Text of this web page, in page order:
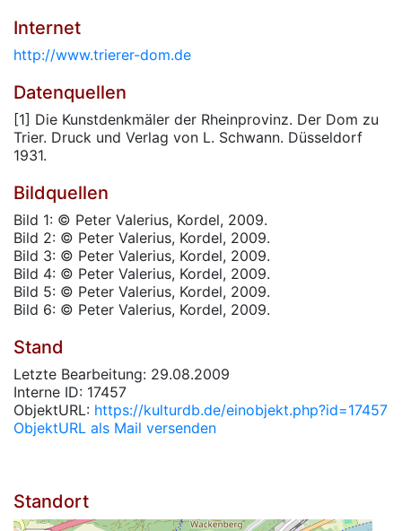
Internet
http://www.trierer-dom.de
Datenquellen
[1] Die Kunstdenkmäler der Rheinprovinz. Der Dom zu
Trier. Druck und Verlag von L. Schwann. Düsseldorf
1931.
Bildquellen
Bild 1: © Peter Valerius, Kordel, 2009.
Bild 2: © Peter Valerius, Kordel, 2009.
Bild 3: © Peter Valerius, Kordel, 2009.
Bild 4: © Peter Valerius, Kordel, 2009.
Bild 5: © Peter Valerius, Kordel, 2009.
Bild 6: © Peter Valerius, Kordel, 2009.
Stand
Letzte Bearbeitung: 29.08.2009
Interne ID: 17457
ObjektURL: https://kulturdb.de/einobjekt.php?id=17457
ObjektURL als Mail versenden
Standort